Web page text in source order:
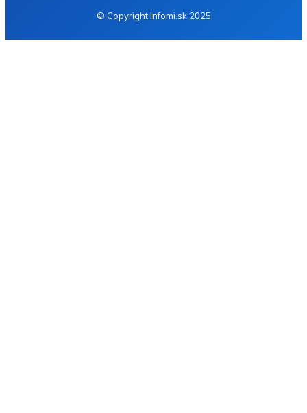
© Copyright Infomi.sk 2025